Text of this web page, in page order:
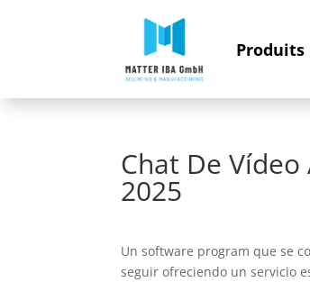
Produits
Chat De
2025
Un software program que se
seguir ofreciendo un servicio